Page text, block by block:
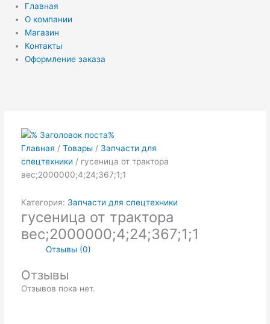
Главная
О компании
Магазин
Контакты
Оформление заказа
Главная / Товары/ Запчасти для
спецтехники / гусеница от трактора
вес;2000000;4;24;367;1;1
Категория: Запчасти для спецтехники
гусеница от трактора
вес;2000000;4;24;367;1;1
Отзывы (0)
Отзывы
Отзывов пока нет.